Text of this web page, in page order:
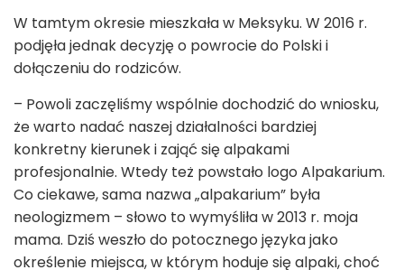
W tamtym okresie mieszkała w Meksyku. W 2016 r.
podjęła jednak decyzję o powrocie do Polski i
dołączeniu do rodziców.
– Powoli zaczęliśmy wspólnie dochodzić do wniosku,
że warto nadać naszej działalności bardziej
konkretny kierunek i zająć się alpakami
profesjonalnie. Wtedy też powstało logo Alpakarium.
Co ciekawe, sama nazwa „alpakarium” była
neologizmem – słowo to wymyśliła w 2013 r. moja
mama. Dziś weszło do potocznego języka jako
określenie miejsca, w którym hoduje się alpaki, choć